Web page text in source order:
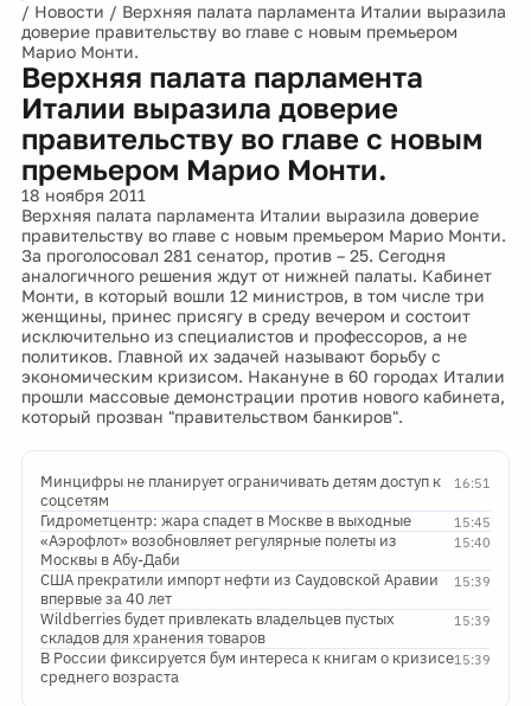
/ Новости / Верхняя палата парламента Италии выразила
доверие правительству во главе с новым премьером
Марио Монти.
Верхняя палата парламента
Италии выразила доверие
правительству во главе с новым
премьером Марио Монти.
18 ноября 2011
Верхняя палата парламента Италии выразила доверие
правительству во главе с новым премьером Марио Монти.
За проголосовал 281 сенатор, против – 25. Сегодня
аналогичного решения ждут от нижней палаты. Кабинет
Монти, в который вошли 12 министров, в том числе три
женщины, принес присягу в среду вечером и состоит
исключительно из специалистов и профессоров, а не
политиков. Главной их задачей называют борьбу с
экономическим кризисом. Накануне в 60 городах Италии
прошли массовые демонстрации против нового кабинета,
который прозван "правительством банкиров".
16:51
Минцифры не планирует ограничивать детям доступ к
соцсетям
15:45
Гидрометцентр: жара спадет в Москве в выходные
15:40
«Аэрофлот» возобновляет регулярные полеты из
Москвы в Абу-Даби
15:39
США прекратили импорт нефти из Саудовской Аравии
впервые за 40 лет
15:39
Wildberries будет привлекать владельцев пустых
складов для хранения товаров
15:39
В России фиксируется бум интереса к книгам о кризисе
среднего возраста